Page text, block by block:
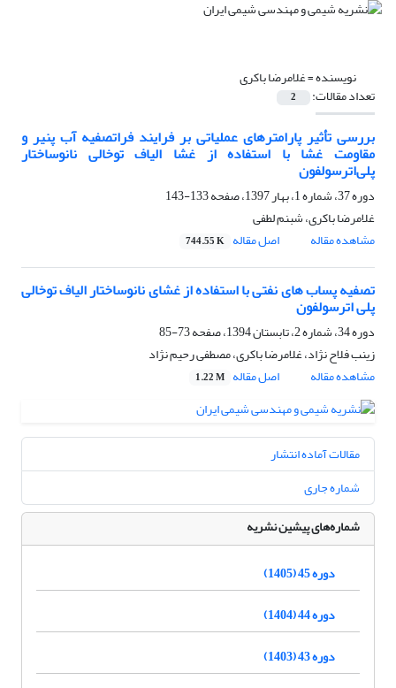
نویسنده =غلامرضا باکری
تعداد مقالات: 2
بررسی تأثیر پارامترهای عملیاتی بر فرایند فراتصفیه آب پنیر و
مقاومت غشا با استفاده از غشا الیاف توخالی نانوساختار
پلی‌اترسولفون
دوره 37، شماره 1، بهار 1397، صفحه
133-143
غلامرضا باکری، شبنم لطفی
مشاهده مقاله
اصل مقاله 744.55 K
تصفیه پساب های نفتی با استفاده از غشای نانوساختار الیاف توخالی
پلی اترسولفون
دوره 34، شماره 2، تابستان 1394، صفحه
73-85
زینب فلاح نژاد، غلامرضا باکری، مصطفی رحیم نژاد
مشاهده مقاله
اصل مقاله 1.22 M
مقالات آماده انتشار
شماره جاری
شماره‌های پیشین نشریه
دوره 45 (1405)
دوره 44 (1404)
دوره 43 (1403)